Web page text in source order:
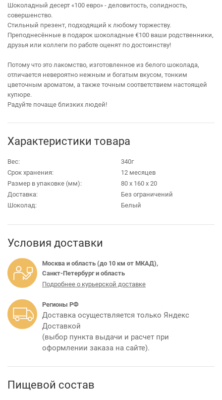
Шоколадный десерт «100 евро» - деловитость, солидность,
совершенство.
Стильный презент, подходящий к любому торжеству.
Преподнесённые в подарок шоколадные €100 ваши родственники,
друзья или коллеги по работе оценят по достоинству!
Потому что это лакомство, изготовленное из белого шоколада,
отличается невероятно нежным и богатым вкусом, тонким
цветочным ароматом, а также точным соответствием настоящей
купюре.
Радуйте почаще близких людей!
Характеристики товара
Вес:
340г
Срок хранения:
12 месяцев
Размер в упаковке (мм):
80 х 160 х 20
Доставка:
Без ограничений
Шоколад:
Белый
Условия доставки
Москва и область (до 10 км от МКАД),
Санкт-Петербург и область
Подробнее о курьерской доставке
Регионы РФ
Доставка осуществляется только Яндекс
Доставкой
(выбор пункта выдачи и расчет при
оформлении заказа на сайте).
Пищевой состав